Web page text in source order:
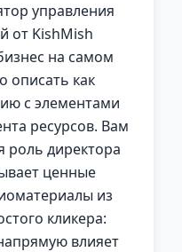
управления
от KishMish
на самом
описать как
с элементами
ресурсов. Вам
роль директора
ценные
из
кликера:
влияет